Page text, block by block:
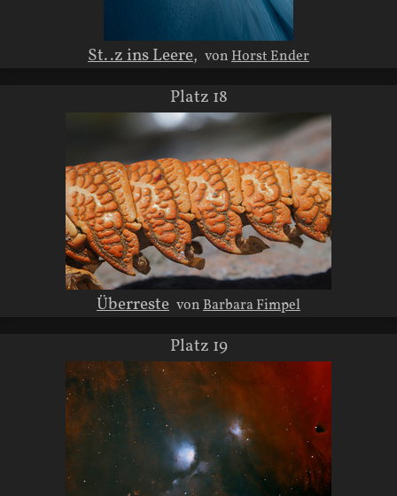
St..z ins Leere, vonHorst Ender
Platz 18
Überreste vonBarbara Fimpel
Platz 19